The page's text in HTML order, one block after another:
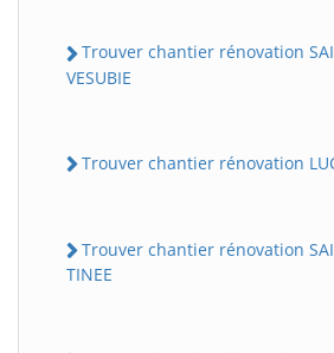
Trouver chantier rénovation
VESUBIE
Trouver chantier rénovation
Trouver chantier rénovation
TINEE